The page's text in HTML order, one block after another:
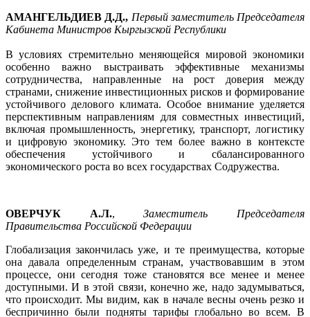
АМАНГЕЛЬДИЕВ Д.Д., Первый заместитель Председателя
Кабинета Министров Кыргызской Республики
В условиях стремительно меняющейся мировой экономики
особенно важно выстраивать эффективные механизмы
сотрудничества, направленные на рост доверия между
странами, снижение инвестиционных рисков и формирование
устойчивого делового климата. Особое внимание уделяется
перспективным направлениям для совместных инвестиций,
включая промышленность, энергетику, транспорт, логистику
и цифровую экономику. Это тем более важно в контексте
обеспечения устойчивого и сбалансированного
экономического роста во всех государствах Содружества.
ОВЕРЧУК А.Л.,Заместитель Председателя
Правительства Российской Федерации
Глобализация закончилась уже, и те преимущества, которые
она давала определенным странам, участвовавшим в этом
процессе, они сегодня тоже становятся все менее и менее
доступными. И в этой связи, конечно же, надо задумываться,
что происходит. Мы видим, как в начале весны очень резко и
беспричинно были подняты тарифы глобально во всем. В